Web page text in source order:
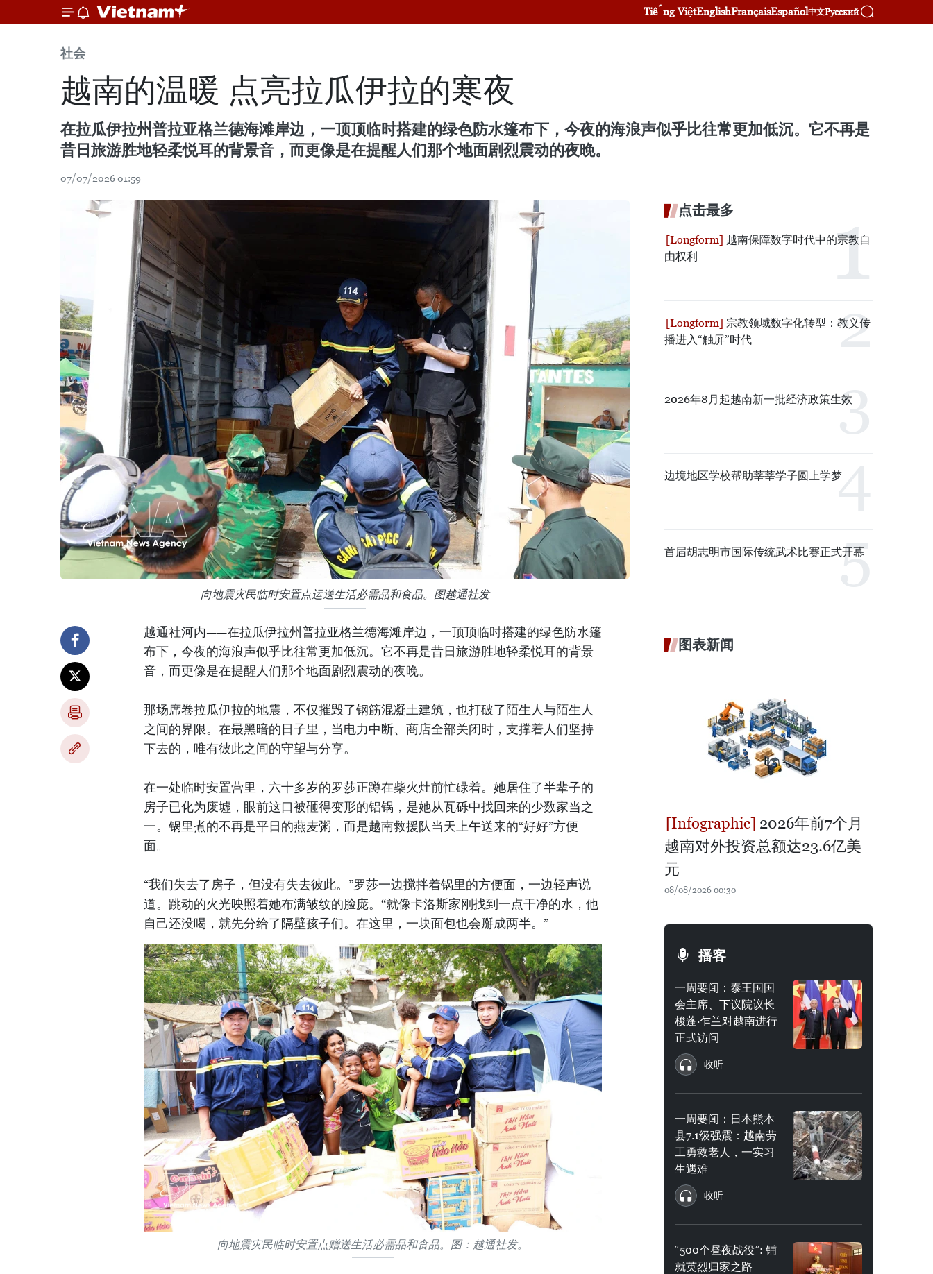
Tiếng ViệtEnglishFrançaisEspañol中文Русский
社会
越南的温暖 点亮拉瓜伊拉的寒夜
在拉瓜伊拉州普拉亚格兰德海滩岸边，一顶顶临时搭建的绿色防水篷布下，今夜的海浪声似乎比往常更加低沉。它不再是
昔日旅游胜地轻柔悦耳的背景音，而更像是在提醒人们那个地面剧烈震动的夜晚。
07/07/2026 01:59
向地震灾民临时安置点运送生活必需品和食品。图越通社发
越通社河内——在拉瓜伊拉州普拉亚格兰德海滩岸边，一顶顶临时搭建的绿色防水篷
布下，今夜的海浪声似乎比往常更加低沉。它不再是昔日旅游胜地轻柔悦耳的背景
音，而更像是在提醒人们那个地面剧烈震动的夜晚。
那场席卷拉瓜伊拉的地震，不仅摧毁了钢筋混凝土建筑，也打破了陌生人与陌生人
之间的界限。在最黑暗的日子里，当电力中断、商店全部关闭时，支撑着人们坚持
下去的，唯有彼此之间的守望与分享。
在一处临时安置营里，六十多岁的罗莎正蹲在柴火灶前忙碌着。她居住了半辈子的
房子已化为废墟，眼前这口被砸得变形的铝锅，是她从瓦砾中找回来的少数家当之
一。锅里煮的不再是平日的燕麦粥，而是越南救援队当天上午送来的“好好”方便
面。
“我们失去了房子，但没有失去彼此。”罗莎一边搅拌着锅里的方便面，一边轻声说
道。跳动的火光映照着她布满皱纹的脸庞。“就像卡洛斯家刚找到一点干净的水，他
自己还没喝，就先分给了隔壁孩子们。在这里，一块面包也会掰成两半。”
向地震灾民临时安置点赠送生活必需品和食品。图：越通社发。
点击最多
越南保障数字时代中的宗教自
由权利
宗教领域数字化转型：教义传
播进入“触屏”时代
2026年8月起越南新一批经济政策生效
边境地区学校帮助莘莘学子圆上学梦
首届胡志明市国际传统武术比赛正式开幕
图表新闻
2026年前7个月
越南对外投资总额达23.6亿美
元
08/08/2026 00:30
播客
一周要闻：泰王国国
会主席、下议院议长
梭蓬·乍兰对越南进行
正式访问
收听
一周要闻：日本熊本
县7.1级强震：越南劳
工勇救老人，一实习
生遇难
收听
“500个昼夜战役”: 铺
就英烈归家之路